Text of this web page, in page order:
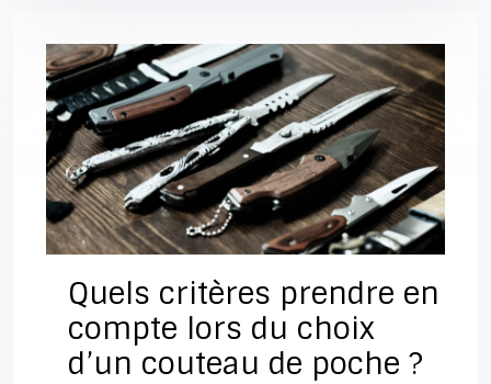
Quels critères prendre en
compte lors du choix
d’un couteau de poche ?